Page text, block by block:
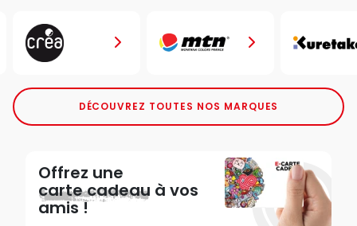
DÉCOUVREZ TOUTES NOS MARQUES
Offrez une
carte cadeau à vos
amis !